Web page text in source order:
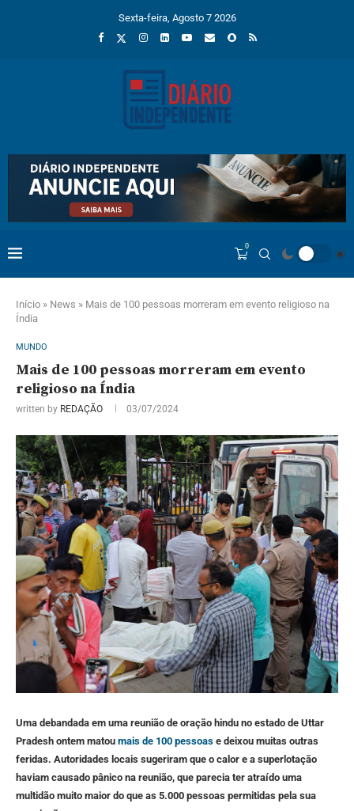
Sexta-feira, Agosto 7 2026
0
Início » News » Mais de 100 pessoas morreram em evento religioso na
Índia
MUNDO
Mais de 100 pessoas morreram em evento
religioso na Índia
written by REDAÇÃO 03/07/2024
Uma debandada em uma reunião de oração hindu no estado de Uttar
Pradesh ontem matou mais de 100 pessoas e deixou muitas outras
feridas. Autoridades locais sugeriram que o calor e a superlotação
haviam causado pânico na reunião, que parecia ter atraído uma
multidão muito maior do que as 5.000 pessoas permitidas pela sua